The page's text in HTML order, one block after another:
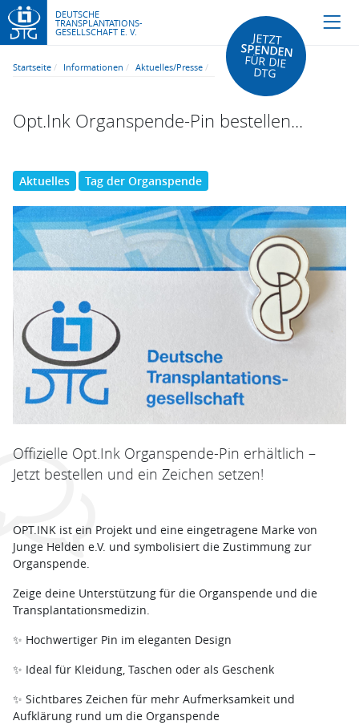
DEUTSCHE
TRANSPLANTATIONS-
GESELLSCHAFT E. V. JETZT
SPENDEN
FÜR DIE
DTG
Startseite Informationen Aktuelles/Presse
Opt.Ink Organspende-Pin bestellen...
Aktuelles Tag der Organspende
Offizielle Opt.Ink Organspende-Pin erhältlich –
Jetzt bestellen und ein Zeichen setzen!
OPT.INK ist ein Projekt und eine eingetragene Marke von
Junge Helden e.V. und symbolisiert die Zustimmung zur
Organspende.
Zeige deine Unterstützung für die Organspende und die
Transplantationsmedizin.
✨ Hochwertiger Pin im eleganten Design
✨ Ideal für Kleidung, Taschen oder als Geschenk
✨ Sichtbares Zeichen für mehr Aufmerksamkeit und
Aufklärung rund um die Organspende